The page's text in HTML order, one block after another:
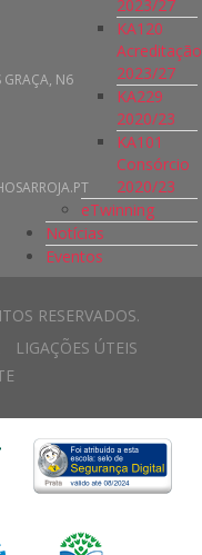
2023/27
KA120
Acreditação
2023/27
KA229
2020/23
KA101
Consórcio
2020/23
eTwinning
Notícias
Eventos
GRAÇA, N6
RESERVADOS.
LIGAÇÕES ÚTEIS